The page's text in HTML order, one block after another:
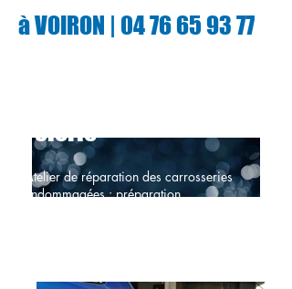
à VOIRON | 04 76 65 93 77
Tôlerie
Atelier de réparation des carrosseries
endommagées :préparation,